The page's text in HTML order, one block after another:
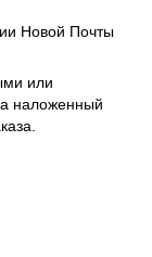
Новой Почты
или
наложенный